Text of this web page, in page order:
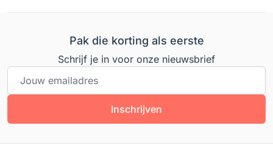
Pak die korting als eerste
Schrijf je in voor onze nieuwsbrief
E-mailadres
Inschrijven